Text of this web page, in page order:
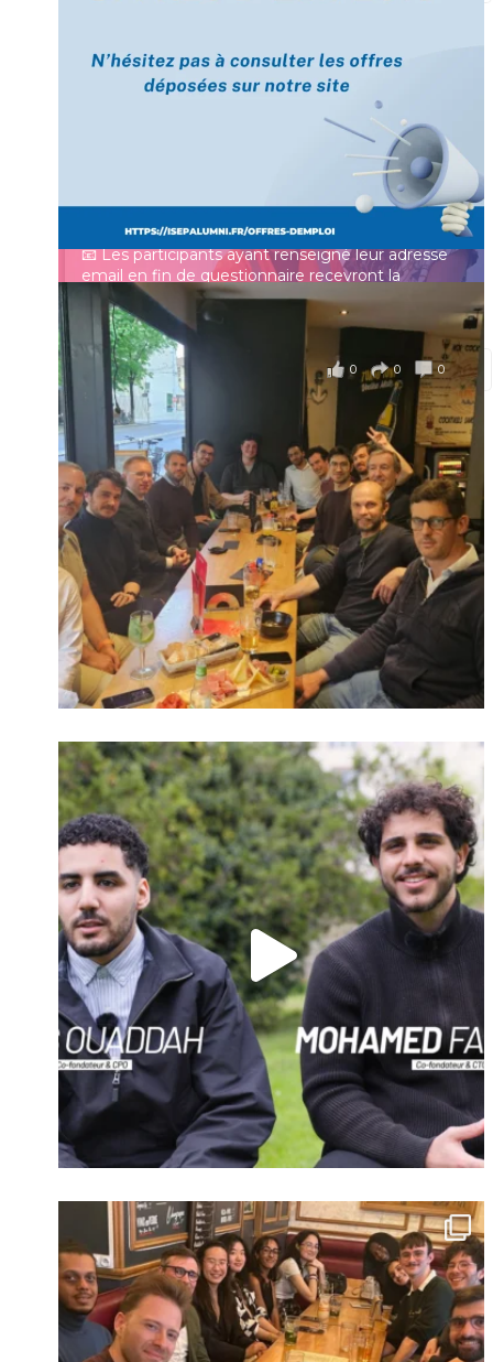
Charger plus Suivre sur Instagram
[Enquête IESF 2026] Top départ 🚀
👩‍🎓 Ingénieurs diplômés, vous avez jusqu’au 31
mai pour participer et faire entendre votre voix !
Depuis plus de 60 ans, cette enquête vise à établir
un panorama complet de la situation socio-
professionnelle des ingénieurs et scientifiques
français.
📧 Les participants ayant renseigné leur adresse
email en fin de questionnaire recevront la
synthèse des résultats...Voir plus
il y a 4 mois
0 0 0
Voir sur Facebook
Prénom
Mot de passe
Se souvenir de moi
Connexion
Identifiant oublié ?
Mot de passe
oublié ?